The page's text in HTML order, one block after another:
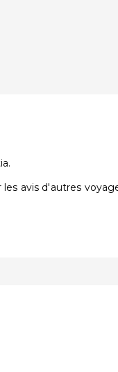
avis d'autres